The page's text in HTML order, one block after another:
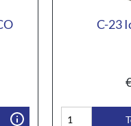
C-23